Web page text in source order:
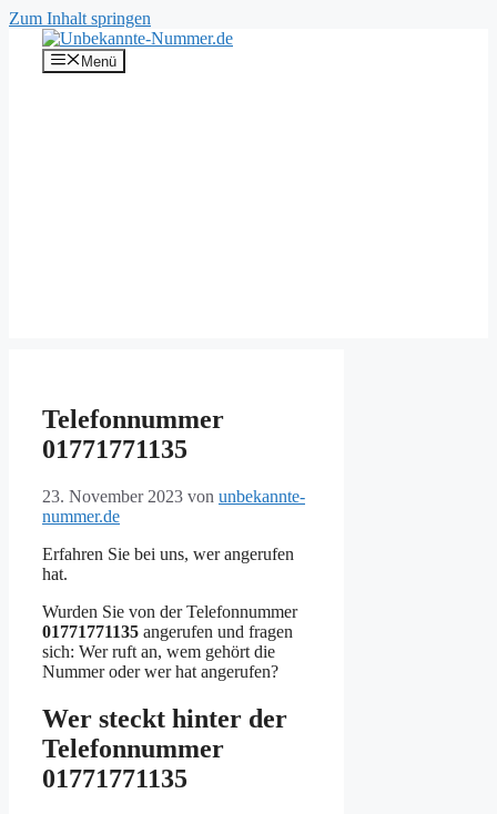
Zum Inhalt springen
Menü
Telefonnummer
01771771135
23. November 2023 von unbekannte-
nummer.de
Erfahren Sie bei uns, wer angerufen
hat.
Wurden Sie von der Telefonnummer
01771771135 angerufen und fragen
sich: Wer ruft an, wem gehört die
Nummer oder wer hat angerufen?
Wer steckt hinter der
Telefonnummer
01771771135